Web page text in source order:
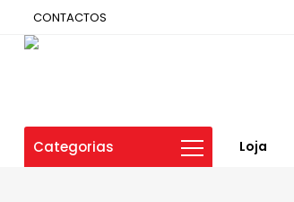
CONTACTOS
Categorias Loja